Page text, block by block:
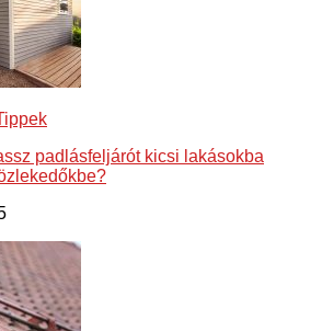
padlásfeljárót kicsi lakásokba